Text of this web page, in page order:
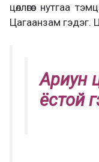
цөллөгөөс нутгаа
Цагаанзам гэдэг.
Ариун
ёстой